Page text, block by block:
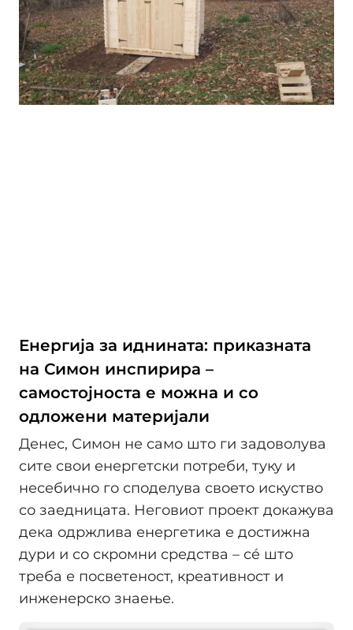
Енергија за иднината: приказната
на Симон инспирира –
самостојноста е можна и со
одложени материјали
Денес, Симон не само што ги задоволува
сите свои енергетски потреби, туку и
несебично го споделува своето искуство
со заедницата. Неговиот проект докажува
дека одржлива енергетика е достижна
дури и со скромни средства – сé што
треба е посветеност, креативност и
инженерско знаење.